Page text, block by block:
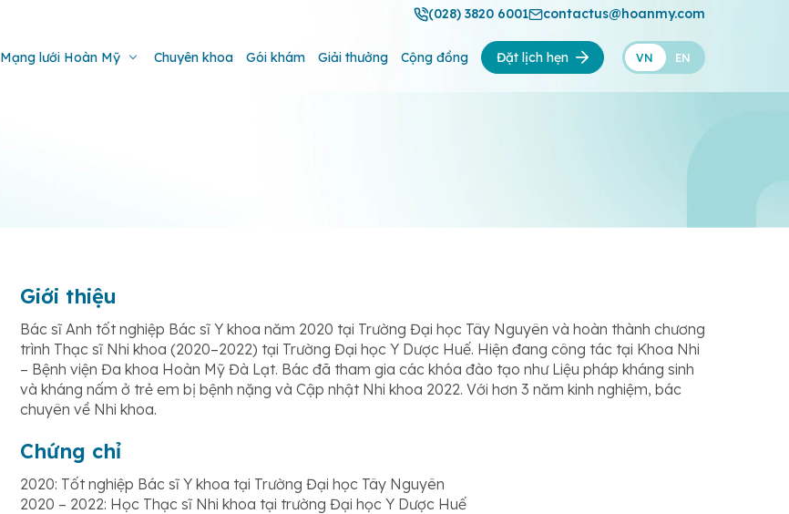
(028) 3820 6001 contactus@hoanmy.com
Mạng lưới Hoàn Mỹ Chuyên khoa Gói khám Giải thưởng Cộng đồng Đặt lịch hẹn VN EN
Giới thiệu
Bác sĩ Anh tốt nghiệp Bác sĩ Y khoa năm 2020 tại Trường Đại học Tây Nguyên và hoàn thành chương
trình Thạc sĩ Nhi khoa (2020–2022) tại Trường Đại học Y Dược Huế. Hiện đang công tác tại Khoa Nhi
– Bệnh viện Đa khoa Hoàn Mỹ Đà Lạt. Bác đã tham gia các khóa đào tạo như Liệu pháp kháng sinh
và kháng nấm ở trẻ em bị bệnh nặng và Cập nhật Nhi khoa 2022. Với hơn 3 năm kinh nghiệm, bác
chuyên về Nhi khoa.
Chứng chỉ
2020: Tốt nghiệp Bác sĩ Y khoa tại Trường Đại học Tây Nguyên
2020 – 2022: Học Thạc sĩ Nhi khoa tại trường Đại học Y Dược Huế